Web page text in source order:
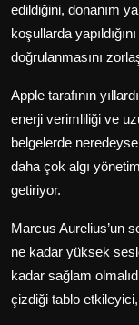
edildiğini, donanım
koşullarda
doğrulanmasını
Apple tarafının
enerji verimliliği ve
belgelerde
daha çok algı
getiriyor.
Marcus Aurelius’un
ne kadar yüksek
kadar sağlam
çizdiği tablo